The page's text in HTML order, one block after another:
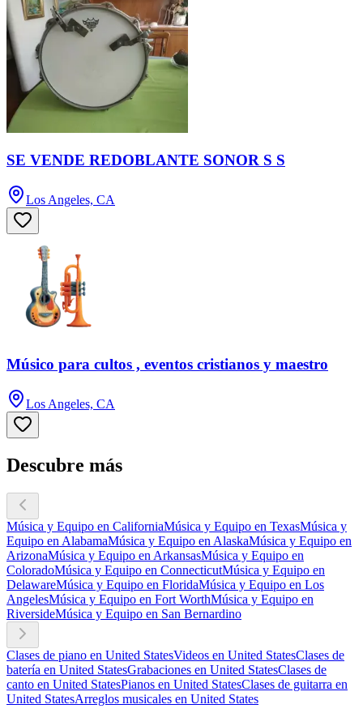
SE VENDE REDOBLANTE SONOR S S
Los Angeles, CA
Músico para cultos , eventos cristianos y maestro
Los Angeles, CA
Descubre más
Música y Equipo en CaliforniaMúsica y Equipo en TexasMúsica y
Equipo en AlabamaMúsica y Equipo en AlaskaMúsica y Equipo en
ArizonaMúsica y Equipo en ArkansasMúsica y Equipo en
ColoradoMúsica y Equipo en ConnecticutMúsica y Equipo en
DelawareMúsica y Equipo en FloridaMúsica y Equipo en Los
AngelesMúsica y Equipo en Fort WorthMúsica y Equipo en
RiversideMúsica y Equipo en San Bernardino
Clases de piano en United StatesVideos en United StatesClases de
batería en United StatesGrabaciones en United StatesClases de
canto en United StatesPianos en United StatesClases de guitarra en
United StatesArreglos musicales en United States